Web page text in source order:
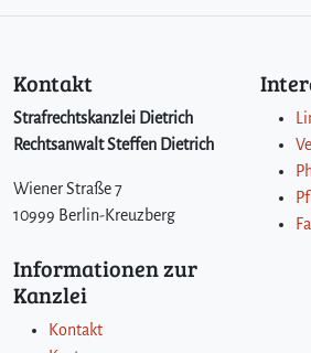
Kontakt
Strafrechtskanzlei Dietrich
Rechtsanwalt Steffen Dietrich
Wiener Straße 7
10999 Berlin-Kreuzberg
Informationen zur
Kanzlei
Kontakt